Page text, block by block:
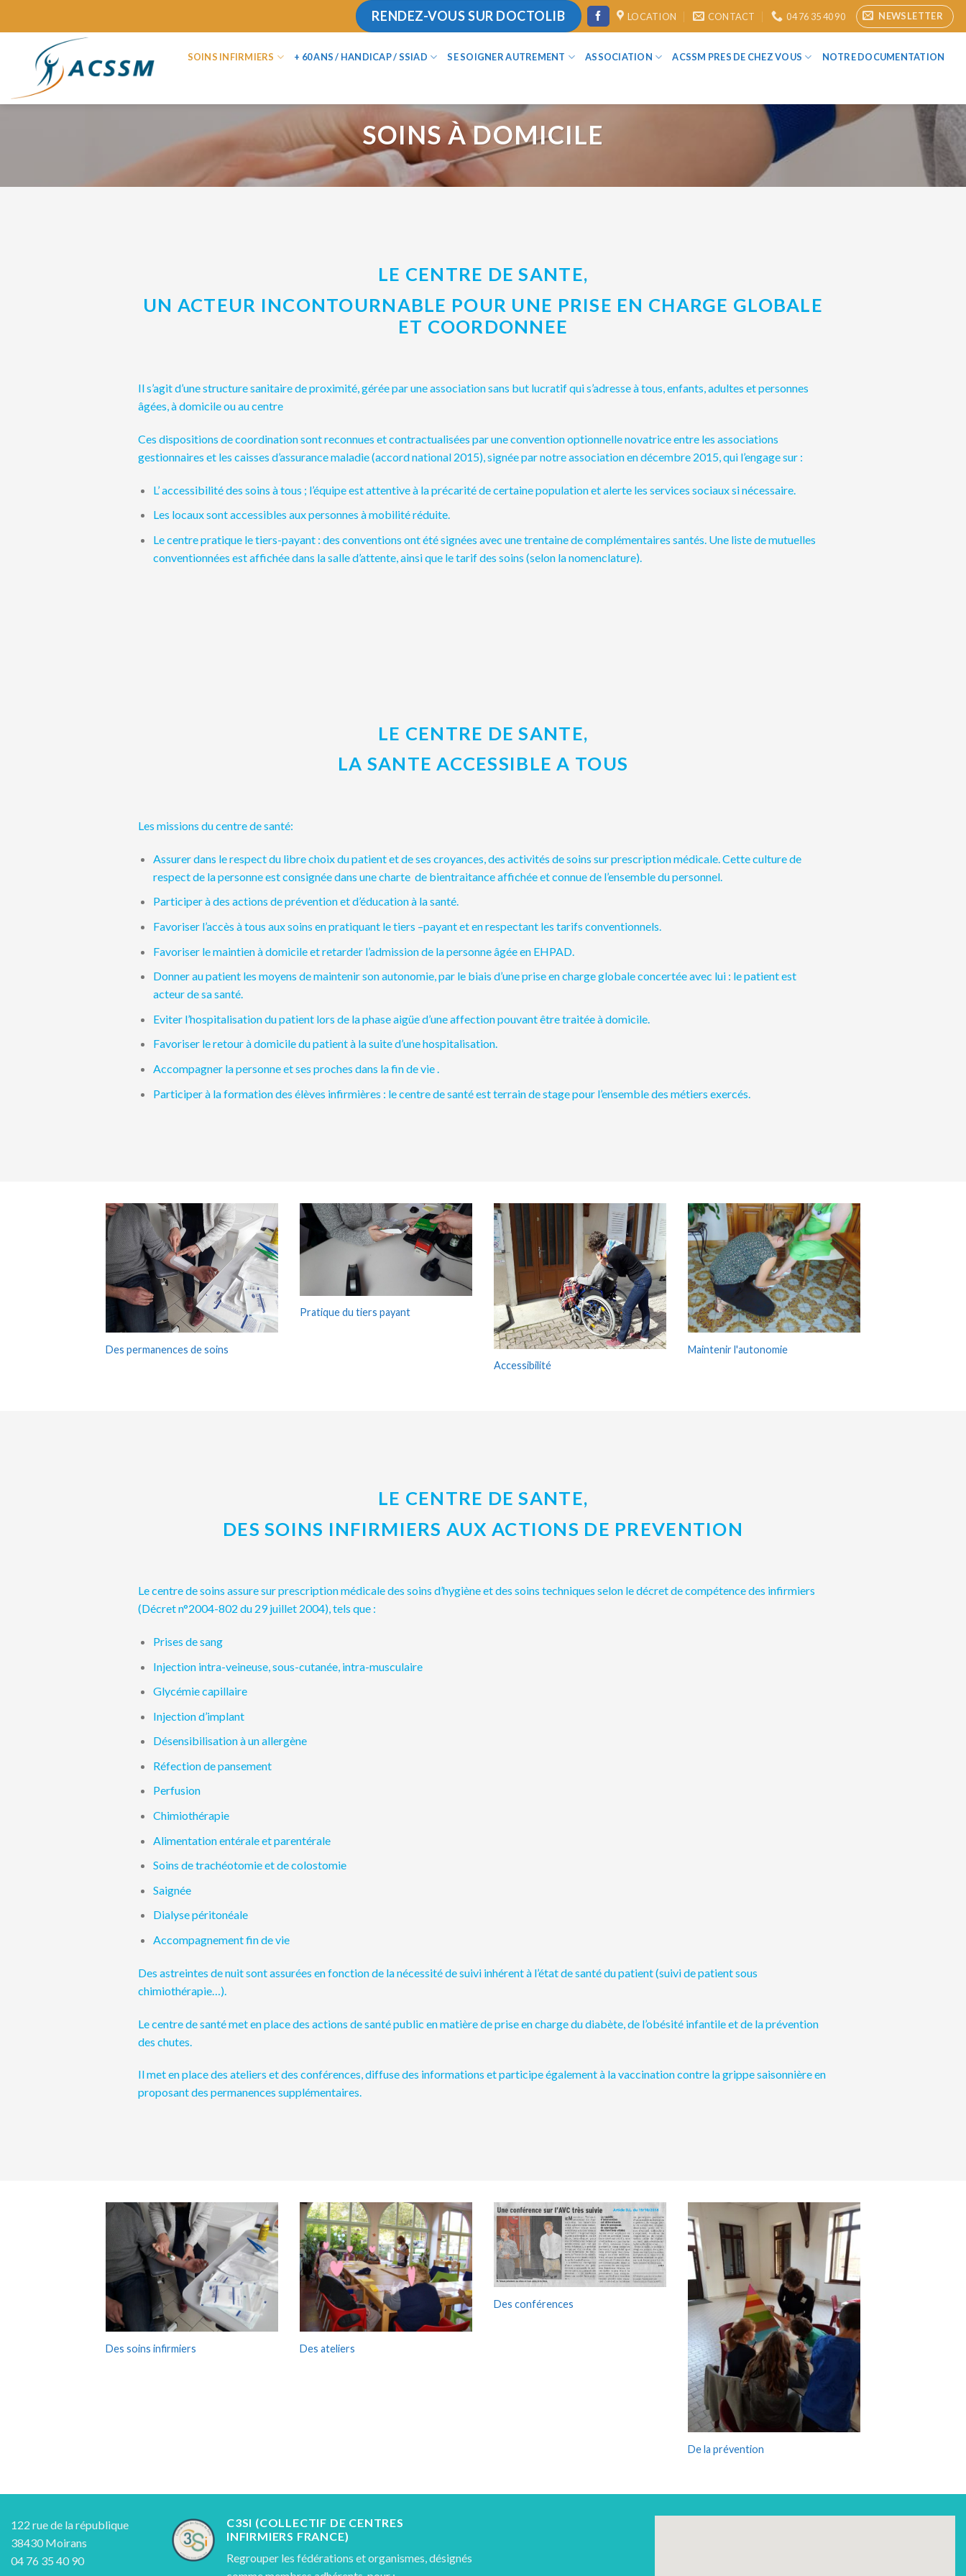
RENDEZ-VOUS SUR DOCTOLIB LOCATION CONTACT 04 76 35 40 90 NEWSLETTER
SOINS INFIRMIERS + 60 ANS / HANDICAP / SSIAD SE SOIGNER AUTREMENT ASSOCIATION ACSSM PRES DE CHEZ VOUS NOTRE DOCUMENTATION
SOINS À DOMICILE
LE CENTRE DE SANTE,
UN ACTEUR INCONTOURNABLE POUR UNE PRISE EN CHARGE GLOBALE
ET COORDONNEE
Il s’agit d’une structure sanitaire de proximité, gérée par une association sans but lucratif qui s’adresse à tous, enfants, adultes et personnes
âgées, à domicile ou au centre
Ces dispositions de coordination sont reconnues et contractualisées par une convention optionnelle novatrice entre les associations
gestionnaires et les caisses d’assurance maladie (accord national 2015), signée par notre association en décembre 2015, qui l’engage sur :
L’ accessibilité des soins à tous ; l’équipe est attentive à la précarité de certaine population et alerte les services sociaux si nécessaire.
Les locaux sont accessibles aux personnes à mobilité réduite.
Le centre pratique le tiers-payant : des conventions ont été signées avec une trentaine de complémentaires santés. Une liste de mutuelles
conventionnées est affichée dans la salle d’attente, ainsi que le tarif des soins (selon la nomenclature).
LE CENTRE DE SANTE,
LA SANTE ACCESSIBLE A TOUS
Les missions du centre de santé:
Assurer dans le respect du libre choix du patient et de ses croyances, des activités de soins sur prescription médicale. Cette culture de
respect de la personne est consignée dans une charte de bientraitance affichée et connue de l’ensemble du personnel.
Participer à des actions de prévention et d’éducation à la santé.
Favoriser l’accès à tous aux soins en pratiquant le tiers –payant et en respectant les tarifs conventionnels.
Favoriser le maintien à domicile et retarder l’admission de la personne âgée en EHPAD.
Donner au patient les moyens de maintenir son autonomie, par le biais d’une prise en charge globale concertée avec lui : le patient est
acteur de sa santé.
Eviter l’hospitalisation du patient lors de la phase aigüe d’une affection pouvant être traitée à domicile.
Favoriser le retour à domicile du patient à la suite d’une hospitalisation.
Accompagner la personne et ses proches dans la fin de vie .
Participer à la formation des élèves infirmières : le centre de santé est terrain de stage pour l’ensemble des métiers exercés.
Des permanences de soins
Pratique du tiers payant
Accessibilité
Maintenir l'autonomie
LE CENTRE DE SANTE,
DES SOINS INFIRMIERS AUX ACTIONS DE PREVENTION
Le centre de soins assure sur prescription médicale des soins d’hygiène et des soins techniques selon le décret de compétence des infirmiers
(Décret n°2004-802 du 29 juillet 2004), tels que :
Prises de sang
Injection intra-veineuse, sous-cutanée, intra-musculaire
Glycémie capillaire
Injection d’implant
Désensibilisation à un allergène
Réfection de pansement
Perfusion
Chimiothérapie
Alimentation entérale et parentérale
Soins de trachéotomie et de colostomie
Saignée
Dialyse péritonéale
Accompagnement fin de vie
Des astreintes de nuit sont assurées en fonction de la nécessité de suivi inhérent à l’état de santé du patient (suivi de patient sous
chimiothérapie…).
Le centre de santé met en place des actions de santé public en matière de prise en charge du diabète, de l’obésité infantile et de la prévention
des chutes.
Il met en place des ateliers et des conférences, diffuse des informations et participeégalement à la vaccination contre la grippe saisonnière en
proposant des permanences supplémentaires.
Des soins infirmiers Des ateliers
Des conférences
De la prévention
122 rue de la république
38430 Moirans
04 76 35 40 90
C3SI (COLLECTIF DE CENTRES
INFIRMIERS FRANCE)
Regrouper les fédérations et organismes, désignés